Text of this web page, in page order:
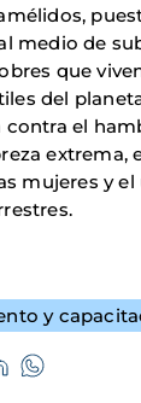
medio de
que
del
el
extrema,
mujeres y
y